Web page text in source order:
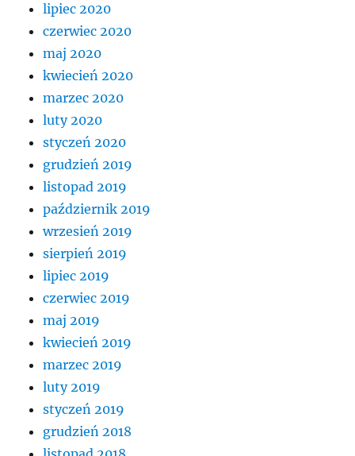
lipiec 2020
czerwiec 2020
maj 2020
kwiecień 2020
marzec 2020
luty 2020
styczeń 2020
grudzień 2019
listopad 2019
październik 2019
wrzesień 2019
sierpień 2019
lipiec 2019
czerwiec 2019
maj 2019
kwiecień 2019
marzec 2019
luty 2019
styczeń 2019
grudzień 2018